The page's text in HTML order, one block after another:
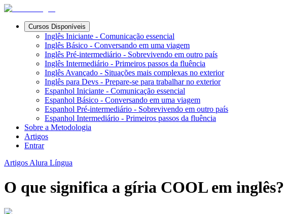
Cursos Disponíveis
Inglês Iniciante - Comunicação essencial
Inglês Básico - Conversando em uma viagem
Inglês Pré-intermediário - Sobrevivendo em outro país
Inglês Intermediário - Primeiros passos da fluência
Inglês Avançado - Situações mais complexas no exterior
Inglês para Devs - Prepare-se para trabalhar no exterior
Espanhol Iniciante - Comunicação essencial
Espanhol Básico - Conversando em uma viagem
Espanhol Pré-intermediário - Sobrevivendo em outro país
Espanhol Intermediário - Primeiros passos da fluência
Sobre a Metodologia
Artigos
Entrar
Artigos Alura Língua
O que significa a gíria COOL em inglês?